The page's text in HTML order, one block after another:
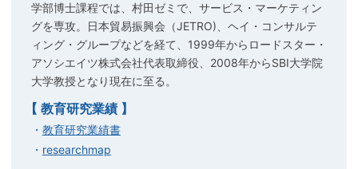
学部博士課程では、村田ゼミで、サービス・マーケティン
グを専攻。日本貿易振興会（JETRO)、ヘイ・コンサルテ
ィング・グループなどを経て、1999年からロードスター・
アソシエイツ株式会社代表取締役、2008年からSBI大学院
大学教授となり現在に至る。
【 教育研究業績 】
教育研究業績書
researchmap